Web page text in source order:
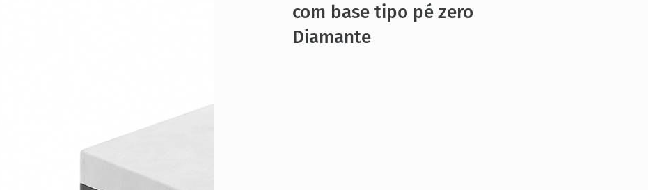
com base tipo pé zero
Diamante